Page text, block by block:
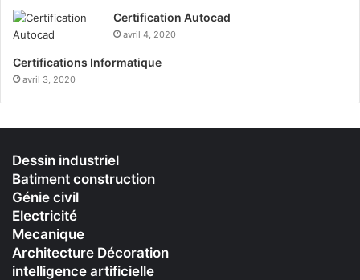
Certification Autocad
avril 4, 2020
Certifications Informatique
avril 3, 2020
Dessin industriel
Batiment construction
Génie civil
Electricité
Mecanique
Architecture Décoration
intelligence artificielle